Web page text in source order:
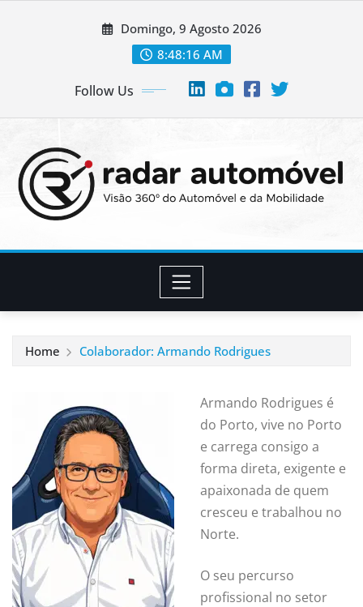
Domingo, 9 Agosto 2026
8:48:16 AM
Follow Us
Home Colaborador: Armando Rodrigues
Armando Rodrigues é
do Porto, vive no Porto
e carrega consigo a
forma direta, exigente e
apaixonada de quem
cresceu e trabalhou no
Norte.
O seu percurso
profissional no setor